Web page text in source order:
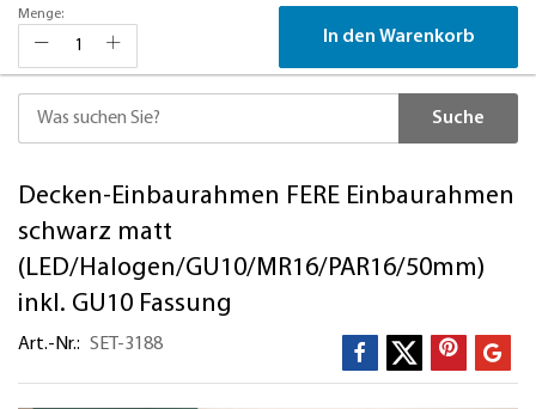
Suche
zum
Inhalt
Decken-Einbaurahmen FERE Einbaurahmen
schwarz matt
(LED/Halogen/GU10/MR16/PAR16/50mm)
inkl. GU10 Fassung
Art.-Nr. SET-3188
Menge:
In den Warenkorb